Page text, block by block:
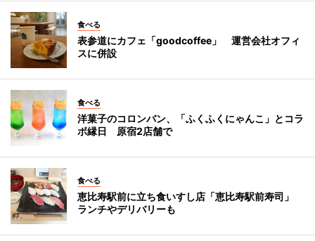
食べる
表参道にカフェ「goodcoffee」 運営会社オフィ
スに併設
食べる
洋菓子のコロンバン、「ふくふくにゃんこ」とコラ
ボ縁日 原宿2店舗で
食べる
恵比寿駅前に立ち食いすし店「恵比寿駅前寿司」
ランチやデリバリーも